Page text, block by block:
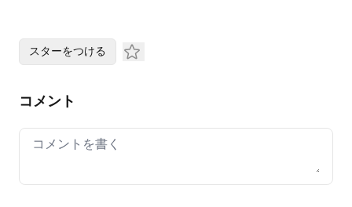
スターをつける
コメント
Your comment